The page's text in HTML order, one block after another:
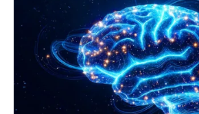
VIRAL
Maestro extranjero FALSIFICÓ
4busó de dos niños en